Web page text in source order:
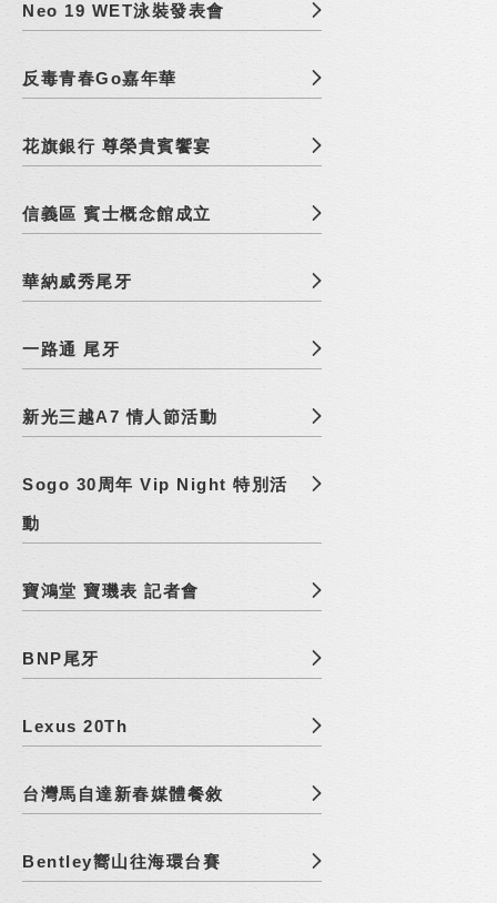
Neo 19 WET泳裝發表會
反毒青春Go嘉年華
花旗銀行 尊榮貴賓饗宴
信義區 賓士概念館成立
華納威秀尾牙
一路通 尾牙
新光三越A7 情人節活動
Sogo 30周年 Vip Night 特別活
動
寶鴻堂 寶璣表 記者會
BNP尾牙
Lexus 20Th
台灣馬自達新春媒體餐敘
Bentley嚮山往海環台賽